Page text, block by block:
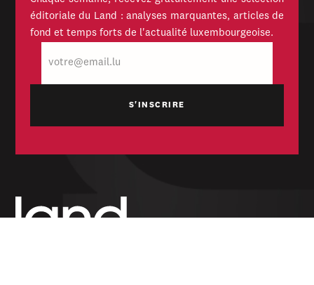
éditoriale du Land : analyses marquantes, articles de
fond et temps forts de l'actualité luxembourgeoise.
mail